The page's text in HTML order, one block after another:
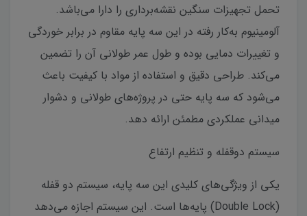
تحمل تجهیزات سنگین نقشه‌برداری را دارا می‌باشد.
آلومینیوم به‌کار رفته در این سه پایه مقاوم در برابر خوردگی
و تغییرات دمایی بوده و طول عمر طولانی آن را تضمین
می‌کند. طراحی دقیق و استفاده از مواد با کیفیت باعث
می‌شود که سه پایه حتی در پروژه‌های طولانی و دشوار
میدانی عملکردی مطمئن ارائه دهد.
سیستم دوقفله و تنظیم ارتفاع
یکی از ویژگی‌های کلیدی این سه پایه، سیستم دو قفله
(Double Lock) پایه‌ها است. این سیستم اجازه می‌دهد